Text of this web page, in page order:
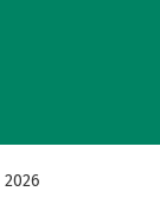
2026